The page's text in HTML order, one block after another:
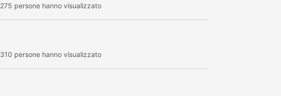
275 persone hanno visualizzato
310 persone hanno visualizzato